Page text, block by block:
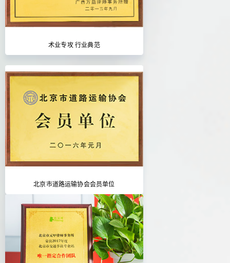
术业专攻 行业典范
北京市道路运输协会会员单位